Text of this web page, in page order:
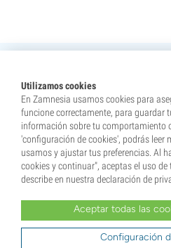
Utilizamos cookies
En Zamnesia usamos cookies para
funcione correctamente, para guardar
información sobre tu comportamiento
'configuración de cookies', podrás leer
usamos y ajustar tus preferencias. Al
cookies y continuar", aceptas el uso
describe en nuestra declaración de
Aceptar todas las
Configuración
* Nuestras semillas se venden como suvenires. La
tu lugar de residencia y que conoces las normativas
Zamnesia si actúas al